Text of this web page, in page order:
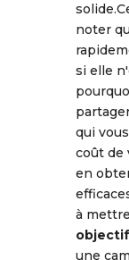
noter
si elle
qui
coût de
en
à
une